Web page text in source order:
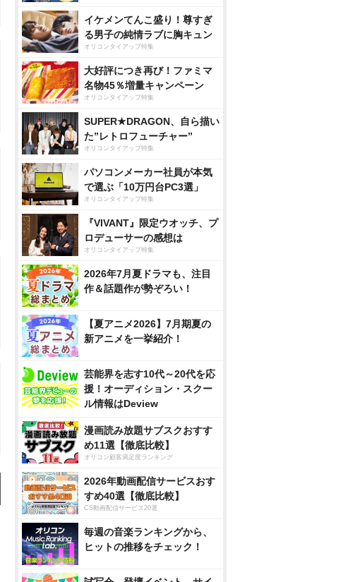
イケメンてんこ盛り！尊すぎ
る男子の純情ラブに胸キュン
オリコンタイアップ特集
大好評につき再び！ファミマ
名物45％増量キャンペーン
オリコンタイアップ特集
SUPER★DRAGON、自ら描い
た”レトロフューチャー”
オリコンタイアップ特集
パソコンメーカー社員が本気
で選ぶ「10万円台PC3選」
オリコンタイアップ特集
『VIVANT』限定ウオッチ、プ
ロデューサーの感想は
オリコンタイアップ特集
2026年7月夏ドラマも、注目
作＆話題作が勢ぞろい！
【夏アニメ2026】7月期夏の
新アニメを一挙紹介！
芸能界を志す10代～20代を応
援！オーディション・スクー
ル情報はDeview
漫画読み放題サブスクおすす
め11選【徹底比較】
オリコン顧客満足度ランキング
2026年動画配信サービスおす
すめ40選【徹底比較】
CS動画配信サービス20選
毎週の音楽ランキングから、
ヒットの推移をチェック！